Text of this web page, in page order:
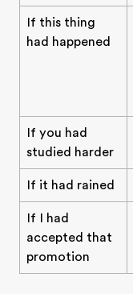
If this thing
had happened
If you had
studied harder
If it had rained
If I had
accepted that
promotion